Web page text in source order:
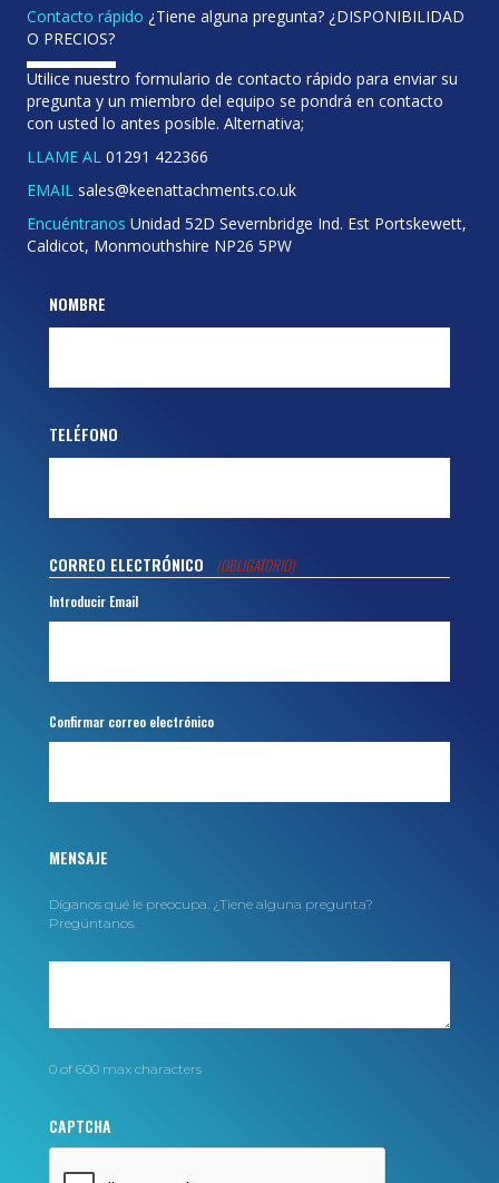
Contacto rápido ¿Tiene alguna pregunta? ¿DISPONIBILIDAD
O PRECIOS?
Utilice nuestro formulario de contacto rápido para enviar su
pregunta y un miembro del equipo se pondrá en contacto
con usted lo antes posible. Alternativa;
LLAME AL 01291 422366
EMAIL sales@keenattachments.co.uk
Encuéntranos Unidad 52D Severnbridge Ind. Est Portskewett,
Caldicot, Monmouthshire NP26 5PW
NOMBRE
TELÉFONO
CORREO ELECTRÓNICO (OBLIGATORIO)
Introducir Email
Confirmar correo electrónico
MENSAJE
Díganos qué le preocupa. ¿Tiene alguna pregunta?
Pregúntanos.
0 of 600 max characters
CAPTCHA